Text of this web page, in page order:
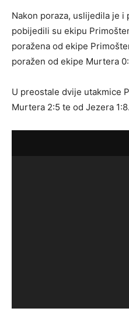
Nakon poraza, uslijedila je i
pobijedili su ekipu
poražena od ekipe
poražen od ekipe Murtera
U preostale dvije utakmice
Murtera 2:5 te od Jezera 1:8.